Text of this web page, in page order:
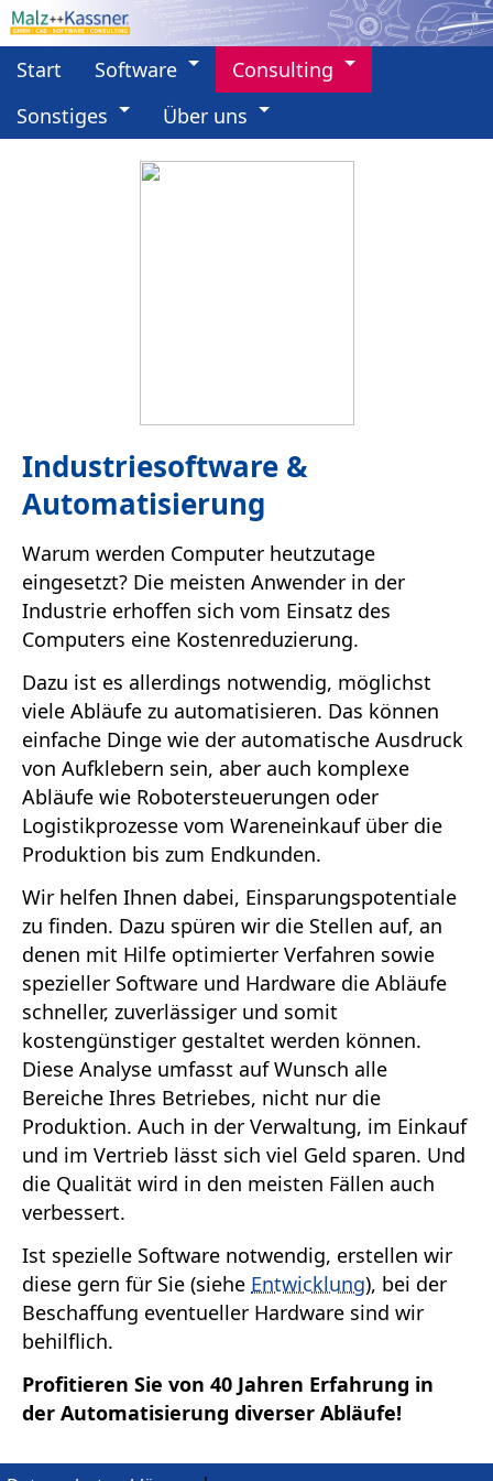
Start Software
Consulting
Sonstiges
Über uns
Industriesoftware &
Automatisierung
Warum werden Computer heutzutage
eingesetzt? Die meisten Anwender in der
Industrie erhoffen sich vom Einsatz des
Computers eine Kostenreduzierung.
Dazu ist es allerdings notwendig, möglichst
viele Abläufe zu automatisieren. Das können
einfache Dinge wie der auto­ma­tische Ausdruck
von Aufklebern sein, aber auch komplexe
Abläufe wie Robotersteuerungen oder
Logistikprozesse vom Wareneinkauf über die
Produktion bis zum Endkunden.
Wir helfen Ihnen dabei, Einsparungspotentiale
zu finden. Dazu spüren wir die Stellen auf, an
denen mit Hilfe optimierter Verfahren sowie
spezieller Software und Hardware die Abläufe
schneller, zuverlässiger und somit
kostengünstiger gestaltet werden können.
Diese Analyse umfasst auf Wunsch alle
Bereiche Ihres Betriebes, nicht nur die
Produktion. Auch in der Verwaltung, im Einkauf
und im Vertrieb lässt sich viel Geld sparen. Und
die Qualität wird in den meisten Fällen auch
verbessert.
Ist spezielle Software notwendig, erstellen wir
diese gern für Sie (siehe Entwicklung), bei der
Beschaffung eventueller Hardware sind wir
behilflich.
Profitieren Sie von 40 Jahren Erfahrung in
der Automatisierung diverser Abläufe!